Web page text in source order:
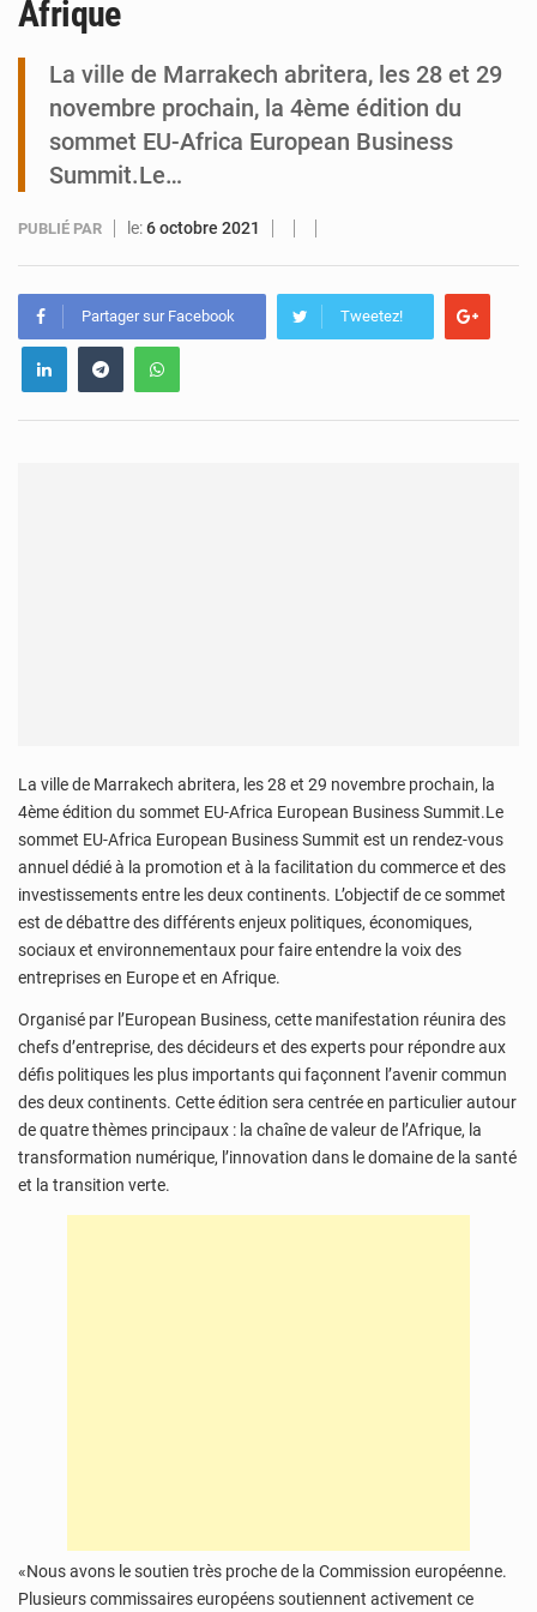
Afrique
La ville de Marrakech abritera, les 28 et 29
novembre prochain, la 4ème édition du
sommet EU-Africa European Business
Summit.Le…
PUBLIÉ PAR le:6 octobre 2021
Partager sur Facebook Tweetez!
La ville de Marrakech abritera, les 28 et 29 novembre prochain, la
4ème édition du sommet EU-Africa European Business Summit.Le
sommet EU-Africa European Business Summit est un rendez-vous
annuel dédié à la promotion et à la facilitation du commerce et des
investissements entre les deux continents. L’objectif de ce sommet
est de débattre des différents enjeux politiques, économiques,
sociaux et environnementaux pour faire entendre la voix des
entreprises en Europe et en Afrique.
Organisé par l’European Business, cette manifestation réunira des
chefs d’entreprise, des décideurs et des experts pour répondre aux
défis politiques les plus importants qui façonnent l’avenir commun
des deux continents. Cette édition sera centrée en particulier autour
de quatre thèmes principaux : la chaîne de valeur de l’Afrique, la
transformation numérique, l’innovation dans le domaine de la santé
et la transition verte.
«Nous avons le soutien très proche de la Commission européenne.
Plusieurs commissaires européens soutiennent activement ce